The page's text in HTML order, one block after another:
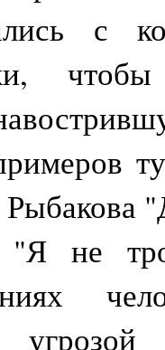
с
Рыбакова
"Я не